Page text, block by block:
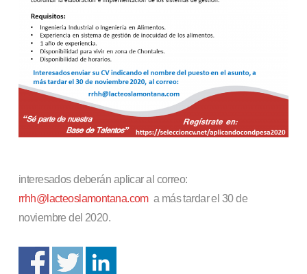
interesados deberán aplicar al correo:
rrhh@lacteoslamontana.coma más tardar el 30 de
noviembre del 2020.